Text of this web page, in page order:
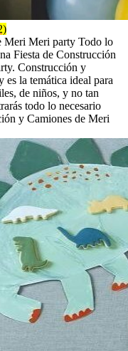
Meri Meri party Todo lo
Fiesta de Construcción
Construcción y
la temática ideal para
de niños, y no tan
todo lo necesario
y Camiones de Meri